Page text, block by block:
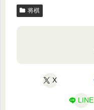
将棋
X
LINE